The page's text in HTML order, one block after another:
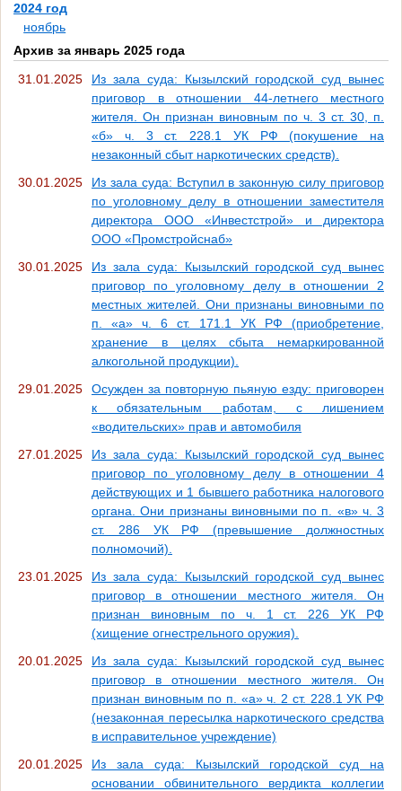
2024 год
ноябрь
Архив за январь 2025 года
31.01.2025
Из зала суда: Кызылский городской суд вынес
приговор в отношении 44-летнего местного
жителя. Он признан виновным по ч. 3 ст. 30, п.
«б» ч. 3 ст. 228.1 УК РФ (покушение на
незаконный сбыт наркотических средств).
30.01.2025
Из зала суда: Вступил в законную силу приговор
по уголовному делу в отношении заместителя
директора ООО «Инвестстрой» и директора
ООО «Промстройснаб»
30.01.2025
Из зала суда: Кызылский городской суд вынес
приговор по уголовному делу в отношении 2
местных жителей. Они признаны виновными по
п. «а» ч. 6 ст. 171.1 УК РФ (приобретение,
хранение в целях сбыта немаркированной
алкогольной продукции).
29.01.2025
Осужден за повторную пьяную езду: приговорен
к обязательным работам, с лишением
«водительских» прав и автомобиля
27.01.2025
Из зала суда: Кызылский городской суд вынес
приговор по уголовному делу в отношении 4
действующих и 1 бывшего работника налогового
органа. Они признаны виновными по п. «в» ч. 3
ст. 286 УК РФ (превышение должностных
полномочий).
23.01.2025
Из зала суда: Кызылский городской суд вынес
приговор в отношении местного жителя. Он
признан виновным по ч. 1 ст. 226 УК РФ
(хищение огнестрельного оружия).
20.01.2025
Из зала суда: Кызылский городской суд вынес
приговор в отношении местного жителя. Он
признан виновным по п. «а» ч. 2 ст. 228.1 УК РФ
(незаконная пересылка наркотического средства
в исправительное учреждение)
20.01.2025
Из зала суда: Кызылский городской суд на
основании обвинительного вердикта коллегии